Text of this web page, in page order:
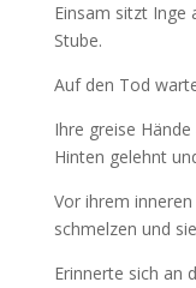
Einsam sitzt Inge
Stube.
Auf den Tod
Ihre greise
Hinten gelehnt
Vor ihrem
schmelzen und
Erinnerte sich an